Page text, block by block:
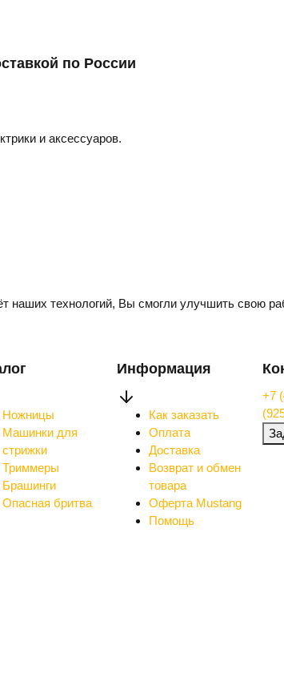
по России
и аксессуаров.
наших технологий, Вы смогли улучшить свою
Ножницы
Машинки для
стрижки
Триммеры
Брашинги
Опасная бритва
Информация
Как заказать
Оплата
Доставка
Возврат и обмен
товара
Оферта Mustang
Помощь
+7